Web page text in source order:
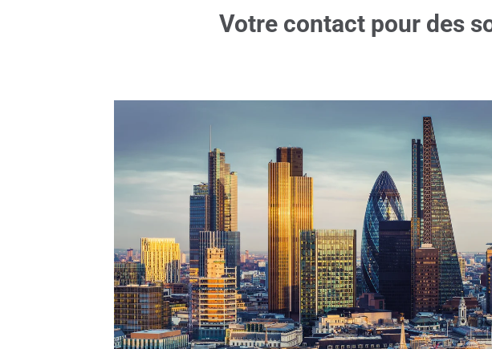
Votre contact pour des